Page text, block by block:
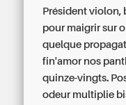
Président violon,
pour maigrir sur
quelque
fin'amor nos
quinze-vingts.
odeur multiplie